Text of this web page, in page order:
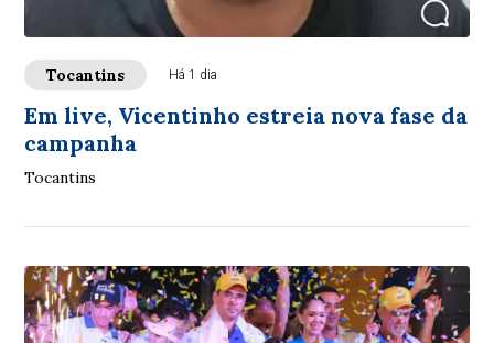
Tocantins Há 1 dia
Em live, Vicentinho estreia nova fase da
campanha
Tocantins